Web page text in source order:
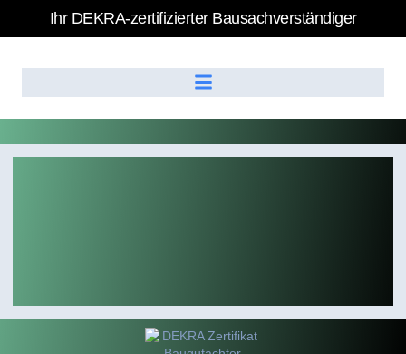
Ihr DEKRA-zertifizierter Bausachverständiger